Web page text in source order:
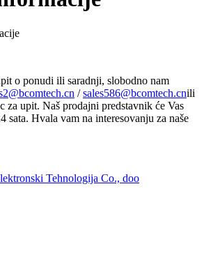
o ponudi ili saradnji, slobodno nam
/sales586@bcomtech.cnili
za upit. Naš prodajni predstavnik će Vas
sata. Hvala vam na interesovanju za naše